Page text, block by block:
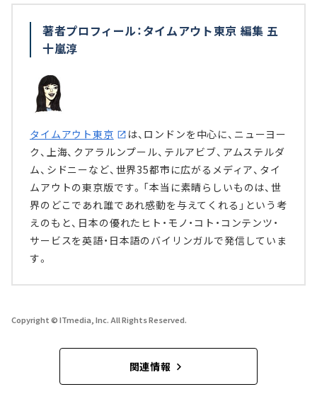
著者プロフィール：タイムアウト東京 編集 五
十嵐淳
タイムアウト東京
は、ロンドンを中心に、ニューヨー
ク、上海、クアラルンプール、テルアビブ、アムステルダ
ム、シドニーなど、世界35都市に広がるメディア、タイ
ムアウトの東京版です。「本当に素晴らしいものは、世
界のどこであれ誰であれ感動を与えてくれる」という考
えのもと、日本の優れたヒト・モノ・コト・コンテンツ・
サービスを英語・日本語のバイリンガルで発信していま
す。
Copyright © ITmedia, Inc. All Rights Reserved.
関連情報